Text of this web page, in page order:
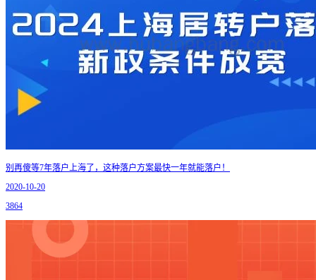
别再傻等7年落户上海了，这种落户方案最快一年就能落户！
2020-10-20
3864